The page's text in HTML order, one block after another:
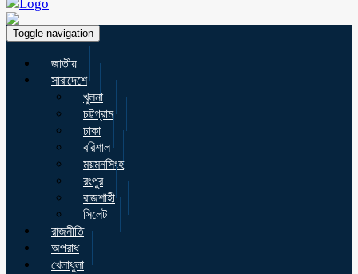
Toggle navigation
জাতীয়
সারাদেশে
খুলনা
চট্টগ্রাম
ঢাকা
বরিশাল
ময়মনসিংহ
রংপুর
রাজশাহী
সিলেট
রাজনীতি
অপরাধ
খেলাধুলা